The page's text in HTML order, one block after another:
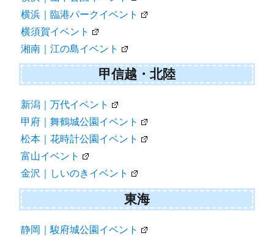
横浜｜臨港パークイベント
横須賀イベント
湘南｜江の島イベント
甲信越・北陸
新潟｜万代イベント
甲府｜舞鶴城公園イベント
松本｜花時計公園イベント
富山イベント
金沢｜しいのきイベント
東海
静岡｜駿府城公園イベント